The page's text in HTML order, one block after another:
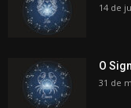
14 de
O
31 de